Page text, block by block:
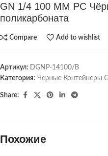
GN 1/4 100 MM PC
поликарбоната
Compare Add to wishlist
Артикул:
DGNP-14100/B
Категория: Черные Контейнеры
Share:
Похожие